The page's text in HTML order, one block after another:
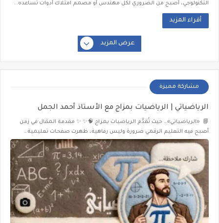
التكنولوجي، أصبح من الضروري لكل مهندس أو مصمم امتلاك أدوات تساعده...
أقراء المزيد
عرض المزيد
مشاركة مميزة
الرياضياتي | الرياضيات بمزاج مع الأستاذ أحمد الجمل
📘 «الرياضياتي»… حيث تُقدَّم الرياضيات بمزاج 🧠✨ ✨ مقدمة المقال في زمن
أصبح فيه التعليم الرقمي ضرورة وليس رفاهية، ظهرت صفحات تعليمية…